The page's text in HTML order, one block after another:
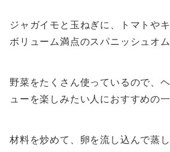
ジャガイモと玉ねぎに、トマトや
ボリューム満点のスパニッシュオム
野菜をたくさん使っているので、
ューを楽しみたい人におすすめの一
材料を炒めて、卵を流し込んで蒸